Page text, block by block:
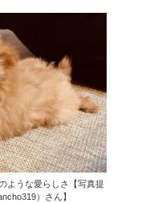
ような愛らしさ【写真提
）さん】